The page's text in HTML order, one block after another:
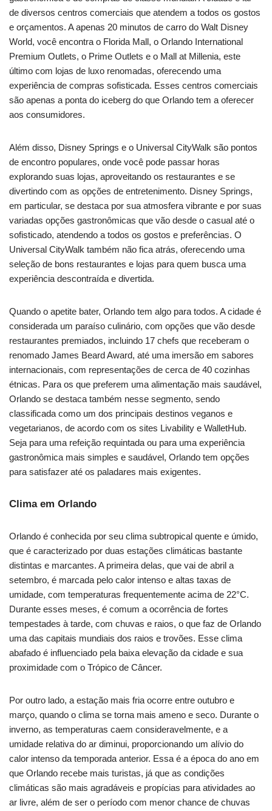
de diversos centros comerciais que atendem a todos os gostos
e orçamentos. A apenas 20 minutos de carro do Walt Disney
World, você encontra o Florida Mall, o Orlando International
Premium Outlets, o Prime Outlets e o Mall at Millenia, este
último com lojas de luxo renomadas, oferecendo uma
experiência de compras sofisticada. Esses centros comerciais
são apenas a ponta do iceberg do que Orlando tem a oferecer
aos consumidores.
Além disso, Disney Springs e o Universal CityWalk são pontos
de encontro populares, onde você pode passar horas
explorando suas lojas, aproveitando os restaurantes e se
divertindo com as opções de entretenimento. Disney Springs,
em particular, se destaca por sua atmosfera vibrante e por suas
variadas opções gastronômicas que vão desde o casual até o
sofisticado, atendendo a todos os gostos e preferências. O
Universal CityWalk também não fica atrás, oferecendo uma
seleção de bons restaurantes e lojas para quem busca uma
experiência descontraída e divertida.
Quando o apetite bater, Orlando tem algo para todos. A cidade é
considerada um paraíso culinário, com opções que vão desde
restaurantes premiados, incluindo 17 chefs que receberam o
renomado James Beard Award, até uma imersão em sabores
internacionais, com representações de cerca de 40 cozinhas
étnicas. Para os que preferem uma alimentação mais saudável,
Orlando se destaca também nesse segmento, sendo
classificada como um dos principais destinos veganos e
vegetarianos, de acordo com os sites Livability e WalletHub.
Seja para uma refeição requintada ou para uma experiência
gastronômica mais simples e saudável, Orlando tem opções
para satisfazer até os paladares mais exigentes.
Clima em Orlando
Orlando é conhecida por seu clima subtropical quente e úmido,
que é caracterizado por duas estações climáticas bastante
distintas e marcantes. A primeira delas, que vai de abril a
setembro, é marcada pelo calor intenso e altas taxas de
umidade, com temperaturas frequentemente acima de 22°C.
Durante esses meses, é comum a ocorrência de fortes
tempestades à tarde, com chuvas e raios, o que faz de Orlando
uma das capitais mundiais dos raios e trovões. Esse clima
abafado é influenciado pela baixa elevação da cidade e sua
proximidade com o Trópico de Câncer.
Por outro lado, a estação mais fria ocorre entre outubro e
março, quando o clima se torna mais ameno e seco. Durante o
inverno, as temperaturas caem consideravelmente, e a
umidade relativa do ar diminui, proporcionando um alívio do
calor intenso da temporada anterior. Essa é a época do ano em
que Orlando recebe mais turistas, já que as condições
climáticas são mais agradáveis e propícias para atividades ao
ar livre, além de ser o período com menor chance de chuvas